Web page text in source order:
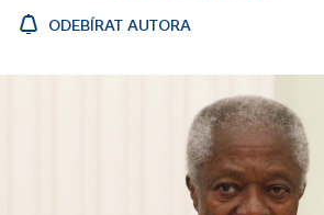
ODEBÍRAT AUTORA